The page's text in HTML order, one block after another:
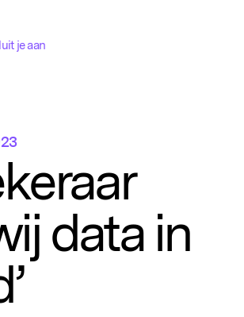
je aan
data in
website te analyseren en te verbeteren. De
te volgen, zodat we gepersonaliseerde content